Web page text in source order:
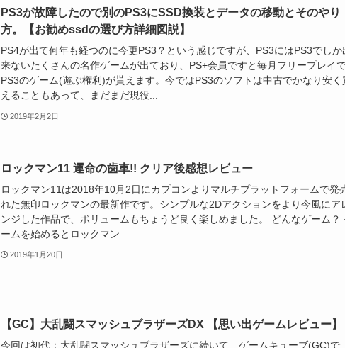
PS3が故障したので別のPS3にSSD換装とデータの移動とそのやり
方。【お勧めssdの選び方詳細図説】
PS4が出て何年も経つのに今更PS3？という感じですが、PS3にはPS3でしか
来ないたくさんの名作ゲームが出ており、PS+会員ですと毎月フリープレイ
PS3のゲーム(遊ぶ権利)が貰えます。今ではPS3のソフトは中古でかなり安く
えることもあって、まだまだ現役...
2019年2月2日
ロックマン11 運命の歯車!! クリア後感想レビュー
ロックマン11は2018年10月2日にカプコンよりマルチプラットフォームで発
れた無印ロックマンの最新作です。シンプルな2Dアクションをより今風にア
ンジした作品で、ボリュームもちょうど良く楽しめました。 どんなゲーム？
ームを始めるとロックマン...
2019年1月20日
【GC】大乱闘スマッシュブラザーズDX 【思い出ゲームレビュー】
今回は初代：大乱闘スマッシュブラザーズに続いて、ゲームキューブ(GC)で